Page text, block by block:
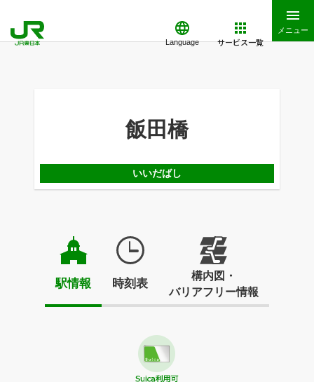
Language サービス一覧
メニュー
飯田橋
いいだばし
駅情報 時刻表
構内図・
バリアフリー情報